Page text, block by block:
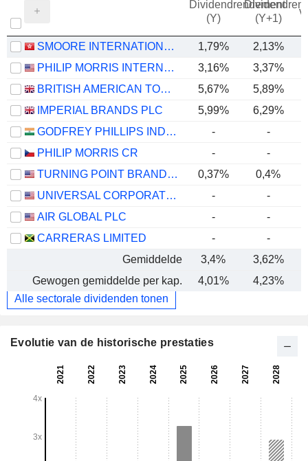
Dividendrendement
(Y)
(Y+1)
SMOORE INTERNATIONAL HOLDINGS LIMITED 1,79% 2,13%
PHILIP MORRIS INTERNATIONAL, INC.
3,16% 3,37%
BRITISH AMERICAN TOBACCO P.L.C.
5,67% 5,89%
IMPERIAL BRANDS PLC
5,99%
6,29%
GODFREY PHILLIPS INDIA LIMITED
-
-
PHILIP MORRIS CR
-
-
TURNING POINT BRANDS, INC.
0,37% 0,4%
UNIVERSAL CORPORATION
- -
AIR GLOBAL PLC
-
-
CARRERAS LIMITED
-
-
Gemiddelde
3,4% 3,62%
Gewogen gemiddelde per kap.
4,01% 4,23%
Alle sectorale dividenden tonen
Evolutie van de historische prestaties